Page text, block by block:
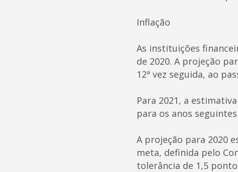
Inflação
As instituições
de 2020. A projeção
12ª vez seguida, ao
Para 2021, a
para os anos
A projeção para 2020
meta, definida pelo
tolerância de 1,5